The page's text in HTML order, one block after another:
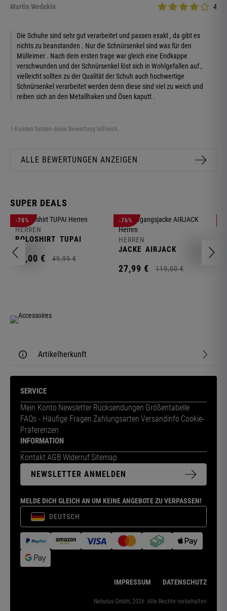
Martin Wedekin 4
Die Schuhe sind sehr gut verarbeitet und passen exakt , da gibt es
nichts zu beanstanden . Nur die Schnürsenkel sind was für den
Mülleimer . Nach dem ersten trage war gleich eine Endkappe
verschwunden und der Schnürsenkel löst sich in Wohlgefallen auf ,
vielleicht sollten zu der Qualität der Schuh auch hochwertige
Schnürsenkel verarbeitet werden denn diese sind viel zu weich und
reiben sich an den Metallhaken und Ösen kaputt .
1 Kunden fanden diese Bewertung hilfreich.
ALLE BEWERTUNGEN ANZEIGEN
SUPER DEALS
-78%
HERREN
POLOSHIRT TUPAI
11,00 € 49,99 €
-76%
HERREN
JACKE AIRJACK
27,99 € 119,00 €
Artikelherkunft
SERVICE
Mein Konto Newsletter Rücksendungen Größentabelle
FAQs - Häufige Fragen Zahlungsarten Versandinfo Cookie-
Präferenzen
INFORMATION
Kontakt AGB Widerruf Sitemap
NEWSLETTER ANMELDEN
MELDE DICH GLEICH AN UM KEINE ANGEBOTE ZU VERPASSEN!
DEUTSCH
IMPRESSUM DATENSCHUTZ
Nebulus GmbH, 2026. Alle Rechte vorbehalten